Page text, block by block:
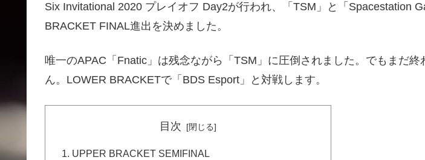
Six Invitational 2020 プレイオフ Day2が行われ、「TSM」と「Spacestation
BRACKET FINAL進出を決めました。
唯一のAPAC「Fnatic」は残念ながら「TSM」に圧倒されました。でもまだ終
ん。LOWER BRACKETで「BDS Esport」と対戦します。
目次
UPPER BRACKET SEMIFINAL